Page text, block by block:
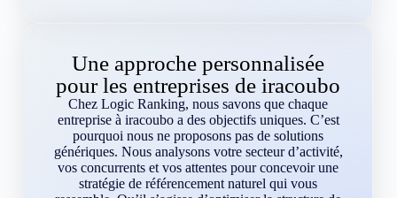
Une approche personnalisée
pour les entreprises de iracoubo
Chez Logic Ranking, nous savons que chaque
entreprise à iracoubo a des objectifs uniques. C’est
pourquoi nous ne proposons pas de solutions
génériques. Nous analysons votre secteur d’activité,
vos concurrents et vos attentes pour concevoir une
stratégie de référencement naturel qui vous